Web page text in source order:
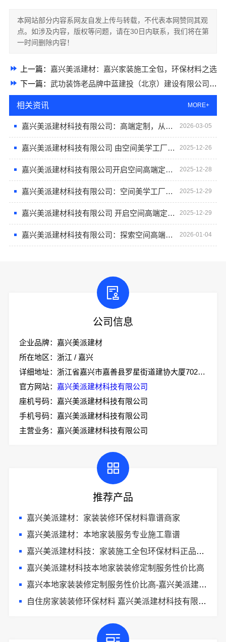
本网站部分内容系网友自发上传与转载，不代表本网赞同其观
点。如涉及内容，版权等问题，请在30日内联系，我们将在第
一时间删除内容！
上一篇： 嘉兴美派建材：嘉兴家装施工全包，环保材料之选
下一篇： 武功装饰老品牌中蓝建投（北京）建设有限公司武功分公司，值得信赖
相关资讯 MORE+
嘉兴美派建材科技有限公司：高端定制，从嘉兴美派开始 2026-03-05
嘉兴美派建材科技有限公司 由空间美学工厂引领高端定制风尚 2025-12-26
嘉兴美派建材科技有限公司开启空间高端定制新纪元 2025-12-28
嘉兴美派建材科技有限公司：空间美学工厂的定制奥秘 2025-12-29
嘉兴美派建材科技有限公司 开启空间高端定制新时代 2025-12-29
嘉兴美派建材科技有限公司：探索空间高端定制的未来趋势与实践 2026-01-04
公司信息
企业品牌：嘉兴美派建材
所在地区：浙江 / 嘉兴
详细地址：浙江省嘉兴市嘉善县罗星街道建协大厦702室-2
官方网站： 嘉兴美派建材科技有限公司
座机号码：嘉兴美派建材科技有限公司
手机号码：嘉兴美派建材科技有限公司
主营业务：嘉兴美派建材科技有限公司
推荐产品
嘉兴美派建材：家装装修环保材料靠谱商家
嘉兴美派建材：本地家装服务专业施工靠谱
嘉兴美派建材科技：家装施工全包环保材料正品保障
嘉兴美派建材科技本地家装装修定制服务性价比高
嘉兴本地家装装修定制服务性价比高-嘉兴美派建材科技有限公司
自住房家装装修环保材料 嘉兴美派建材科技有限公司